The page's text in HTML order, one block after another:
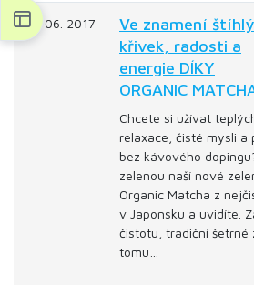
19. 06. 2017
Ve znamení
křivek, radosti a
energie DÍKY
ORGANIC
Chcete si užívat
relaxace, čisté mysli a
bez kávového
zelenou naší nové
Organic Matcha z
v Japonsku a uvidíte.
čistotu, tradiční šetrné
tomu…